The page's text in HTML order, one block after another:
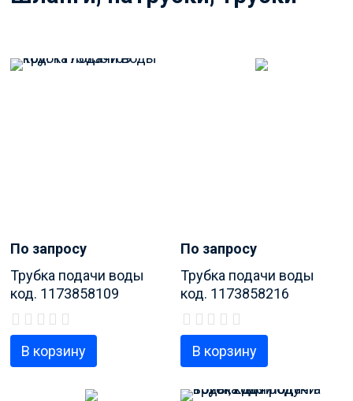
По запросу
Трубка подачи воды
код. 1173858109
В корзину
По запросу
Трубка подачи воды
код. 1173858216
В корзину